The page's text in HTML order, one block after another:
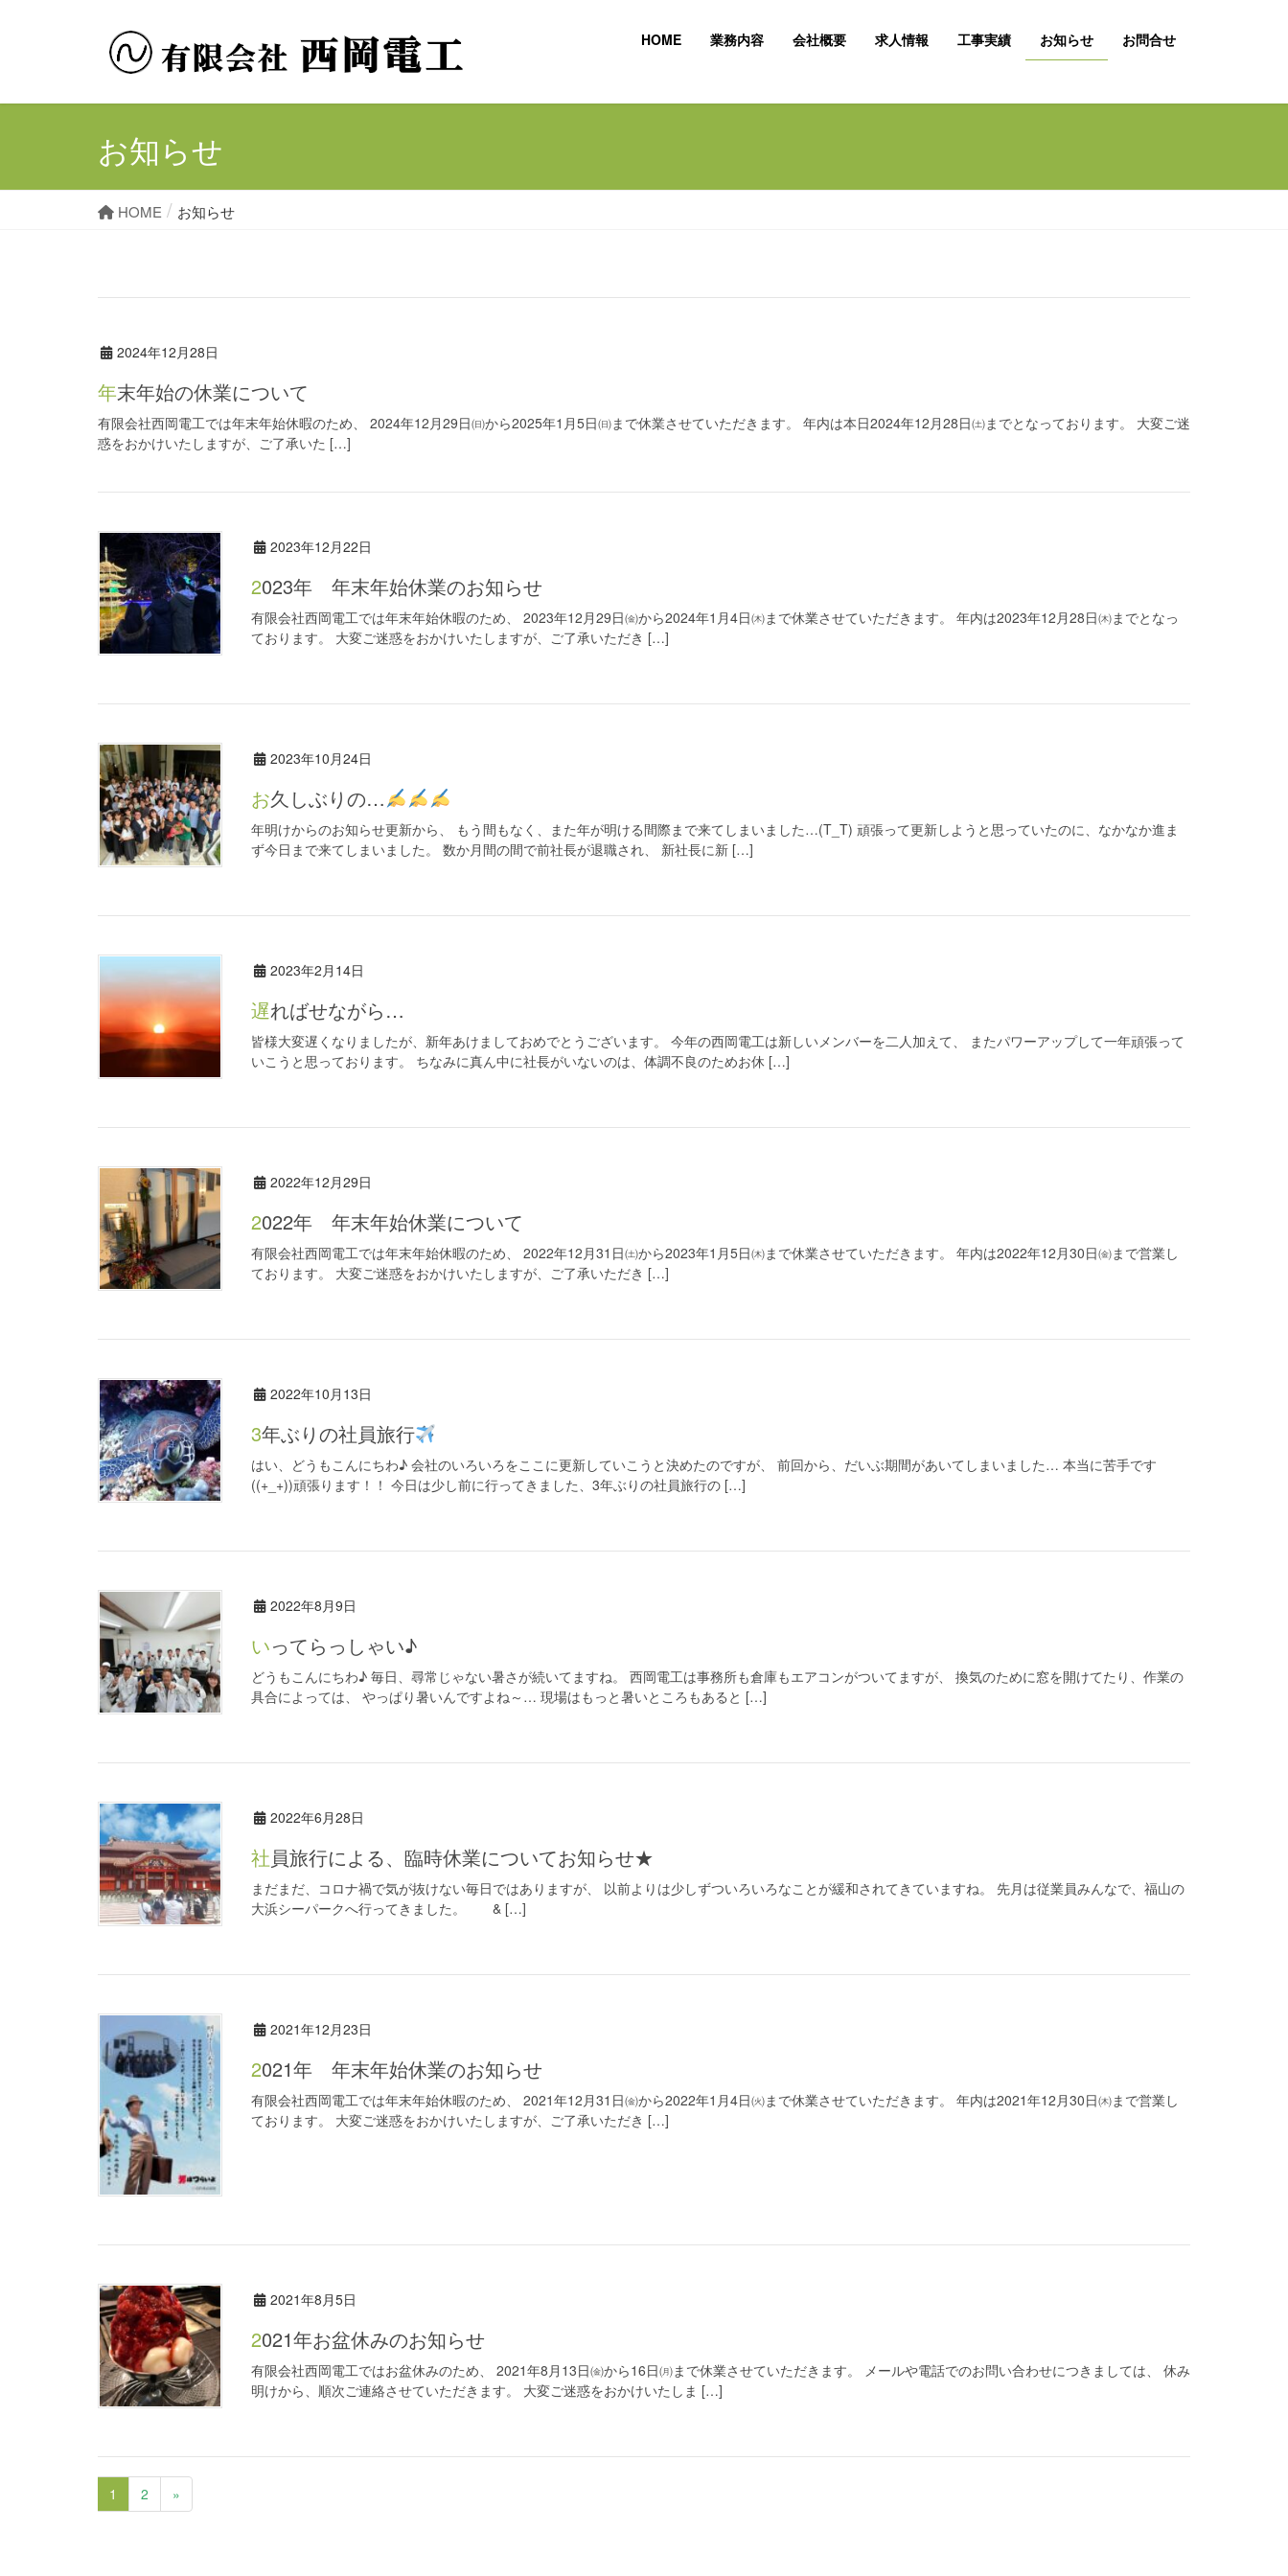
HOME 業務内容 会社概要 求人情報 工事実績 お知らせ お問合せ
お知らせ
HOME お知らせ
2024年12月28日
年末年始の休業について
有限会社西岡電工では年末年始休暇のため、 2024年12月29日㈰から2025年1月5日㈰まで休業させていただきます。 年内は本日2024年12月28日㈯までとなっております。 大変ご迷
惑をおかけいたしますが、ご了承いた […]
2023年12月22日
2023年 年末年始休業のお知らせ
有限会社西岡電工では年末年始休暇のため、 2023年12月29日㈮から2024年1月4日㈭まで休業させていただきます。 年内は2023年12月28日㈭までとなっ
ております。 大変ご迷惑をおかけいたしますが、ご了承いただき […]
2023年10月24日
お久しぶりの…
年明けからのお知らせ更新から、 もう間もなく、また年が明ける間際まで来てしまいました…(T_T) 頑張って更新しようと思っていたのに、なかなか進ま
ず今日まで来てしまいました。 数か月間の間で前社長が退職され、 新社長に新 […]
2023年2月14日
遅ればせながら…
皆様大変遅くなりましたが、新年あけましておめでとうございます。 今年の西岡電工は新しいメンバーを二人加えて、 またパワーアップして一年頑張って
いこうと思っております。 ちなみに真ん中に社長がいないのは、体調不良のためお休 […]
2022年12月29日
2022年 年末年始休業について
有限会社西岡電工では年末年始休暇のため、 2022年12月31日㈯から2023年1月5日㈭まで休業させていただきます。 年内は2022年12月30日㈮まで営業し
ております。 大変ご迷惑をおかけいたしますが、ご了承いただき […]
2022年10月13日
3年ぶりの社員旅行
はい、どうもこんにちわ♪ 会社のいろいろをここに更新していこうと決めたのですが、 前回から、だいぶ期間があいてしまいました… 本当に苦手です
((+_+))頑張ります！！ 今日は少し前に行ってきました、3年ぶりの社員旅行の […]
2022年8月9日
いってらっしゃい♪
どうもこんにちわ♪ 毎日、尋常じゃない暑さが続いてますね。 西岡電工は事務所も倉庫もエアコンがついてますが、 換気のために窓を開けてたり、作業の
具合によっては、 やっぱり暑いんですよね～… 現場はもっと暑いところもあると […]
2022年6月28日
社員旅行による、臨時休業についてお知らせ★
まだまだ、コロナ禍で気が抜けない毎日ではありますが、 以前よりは少しずついろいろなことが緩和されてきていますね。 先月は従業員みんなで、福山の
大浜シーパークへ行ってきました。 & […]
2021年12月23日
2021年 年末年始休業のお知らせ
有限会社西岡電工では年末年始休暇のため、 2021年12月31日㈮から2022年1月4日㈫まで休業させていただきます。 年内は2021年12月30日㈭まで営業し
ております。 大変ご迷惑をおかけいたしますが、ご了承いただき […]
2021年8月5日
2021年お盆休みのお知らせ
有限会社西岡電工ではお盆休みのため、 2021年8月13日㈮から16日㈪まで休業させていただきます。 メールや電話でのお問い合わせにつきましては、 休み
明けから、順次ご連絡させていただきます。 大変ご迷惑をおかけいたしま […]
1 2 »